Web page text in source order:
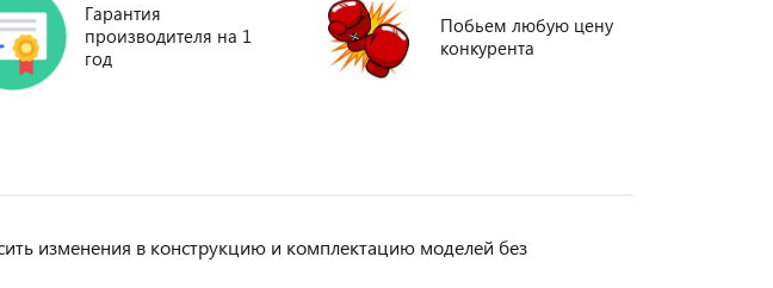
Гарантия
производителя на 1
год
Побьем любую цену
конкурента
изменения в конструкцию и комплектацию моделей без